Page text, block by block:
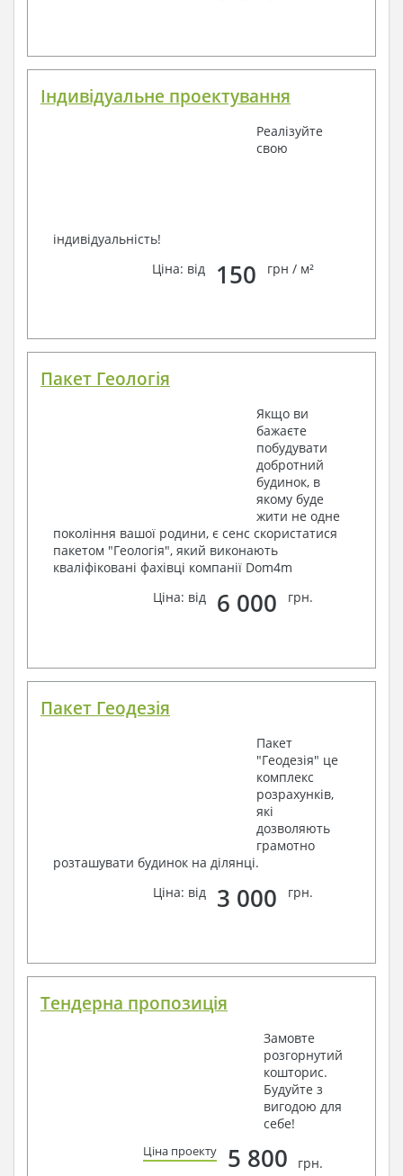
Індивідуальне проектування
Реалізуйте
свою
індивідуальність!
Ціна: від
150 грн / м²
Пакет Геологія
Якщо ви
бажаєте
побудувати
добротний
будинок, в
якому буде
жити не одне
покоління вашої родини, є сенс скористатися
пакетом "Геологія", який виконають
кваліфіковані фахівці компанії Dom4m
Ціна: від
6 000 грн.
Пакет Геодезія
Пакет
"Геодезія" це
комплекс
розрахунків,
які
дозволяють
грамотно
розташувати будинок на ділянці.
Ціна: від
3 000 грн.
Тендерна пропозиція
Замовте
розгорнутий
кошторис.
Будуйте з
вигодою для
себе!
Ціна проекту 5 800 грн.